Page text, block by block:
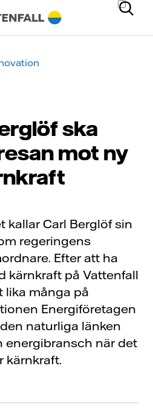
ska
mot ny
kallar Carl Berglöf sin
regeringens
Efter att ha
kärnkraft på Vattenfall
lika många på
Energiföretagen
naturliga länken
energibransch när det
kärnkraft.